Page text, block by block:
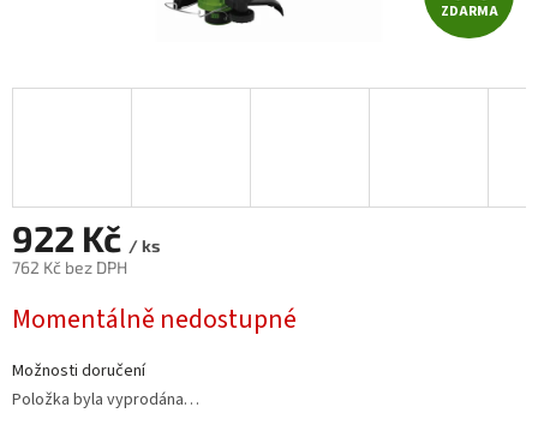
D
A
ZDARMA
922 Kč / ks
762 Kč bez DPH
cena:
Momentálně nedostupné
Možnosti doručení
Položka byla vyprodána…